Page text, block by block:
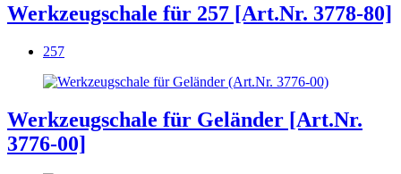
Werkzeugschale für 257 [Art.Nr. 3778-80]
257
Werkzeugschale für Geländer [Art.Nr.
3776-00]